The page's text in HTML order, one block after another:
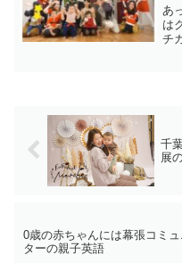
あ
は
チ
千
展
0歳の赤ちゃんには幕張コミ
ターの親子英語